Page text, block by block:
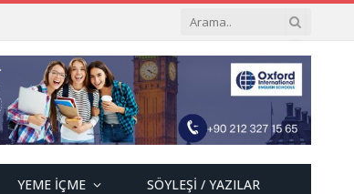
YEME İÇME SÖYLEŞI / YAZILAR